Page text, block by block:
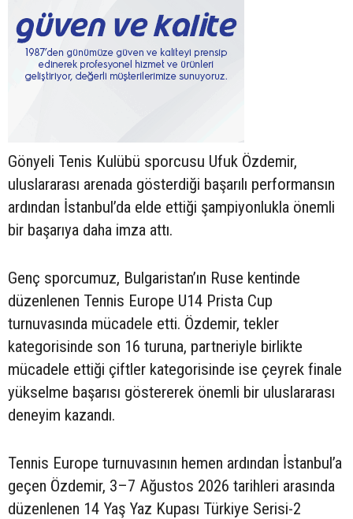
Gönyeli Tenis Kulübü sporcusu Ufuk Özdemir,
uluslararası arenada gösterdiği başarılı performansın
ardından İstanbul’da elde ettiği şampiyonlukla önemli
bir başarıya daha imza attı.
Genç sporcumuz, Bulgaristan’ın Ruse kentinde
düzenlenen Tennis Europe U14 Prista Cup
turnuvasında mücadele etti. Özdemir, tekler
kategorisinde son 16 turuna, partneriyle birlikte
mücadele ettiği çiftler kategorisinde ise çeyrek finale
yükselme başarısı göstererek önemli bir uluslararası
deneyim kazandı.
Tennis Europe turnuvasının hemen ardından İstanbul’a
geçen Özdemir, 3–7 Ağustos 2026 tarihleri arasında
düzenlenen 14 Yaş Yaz Kupası Türkiye Serisi-2